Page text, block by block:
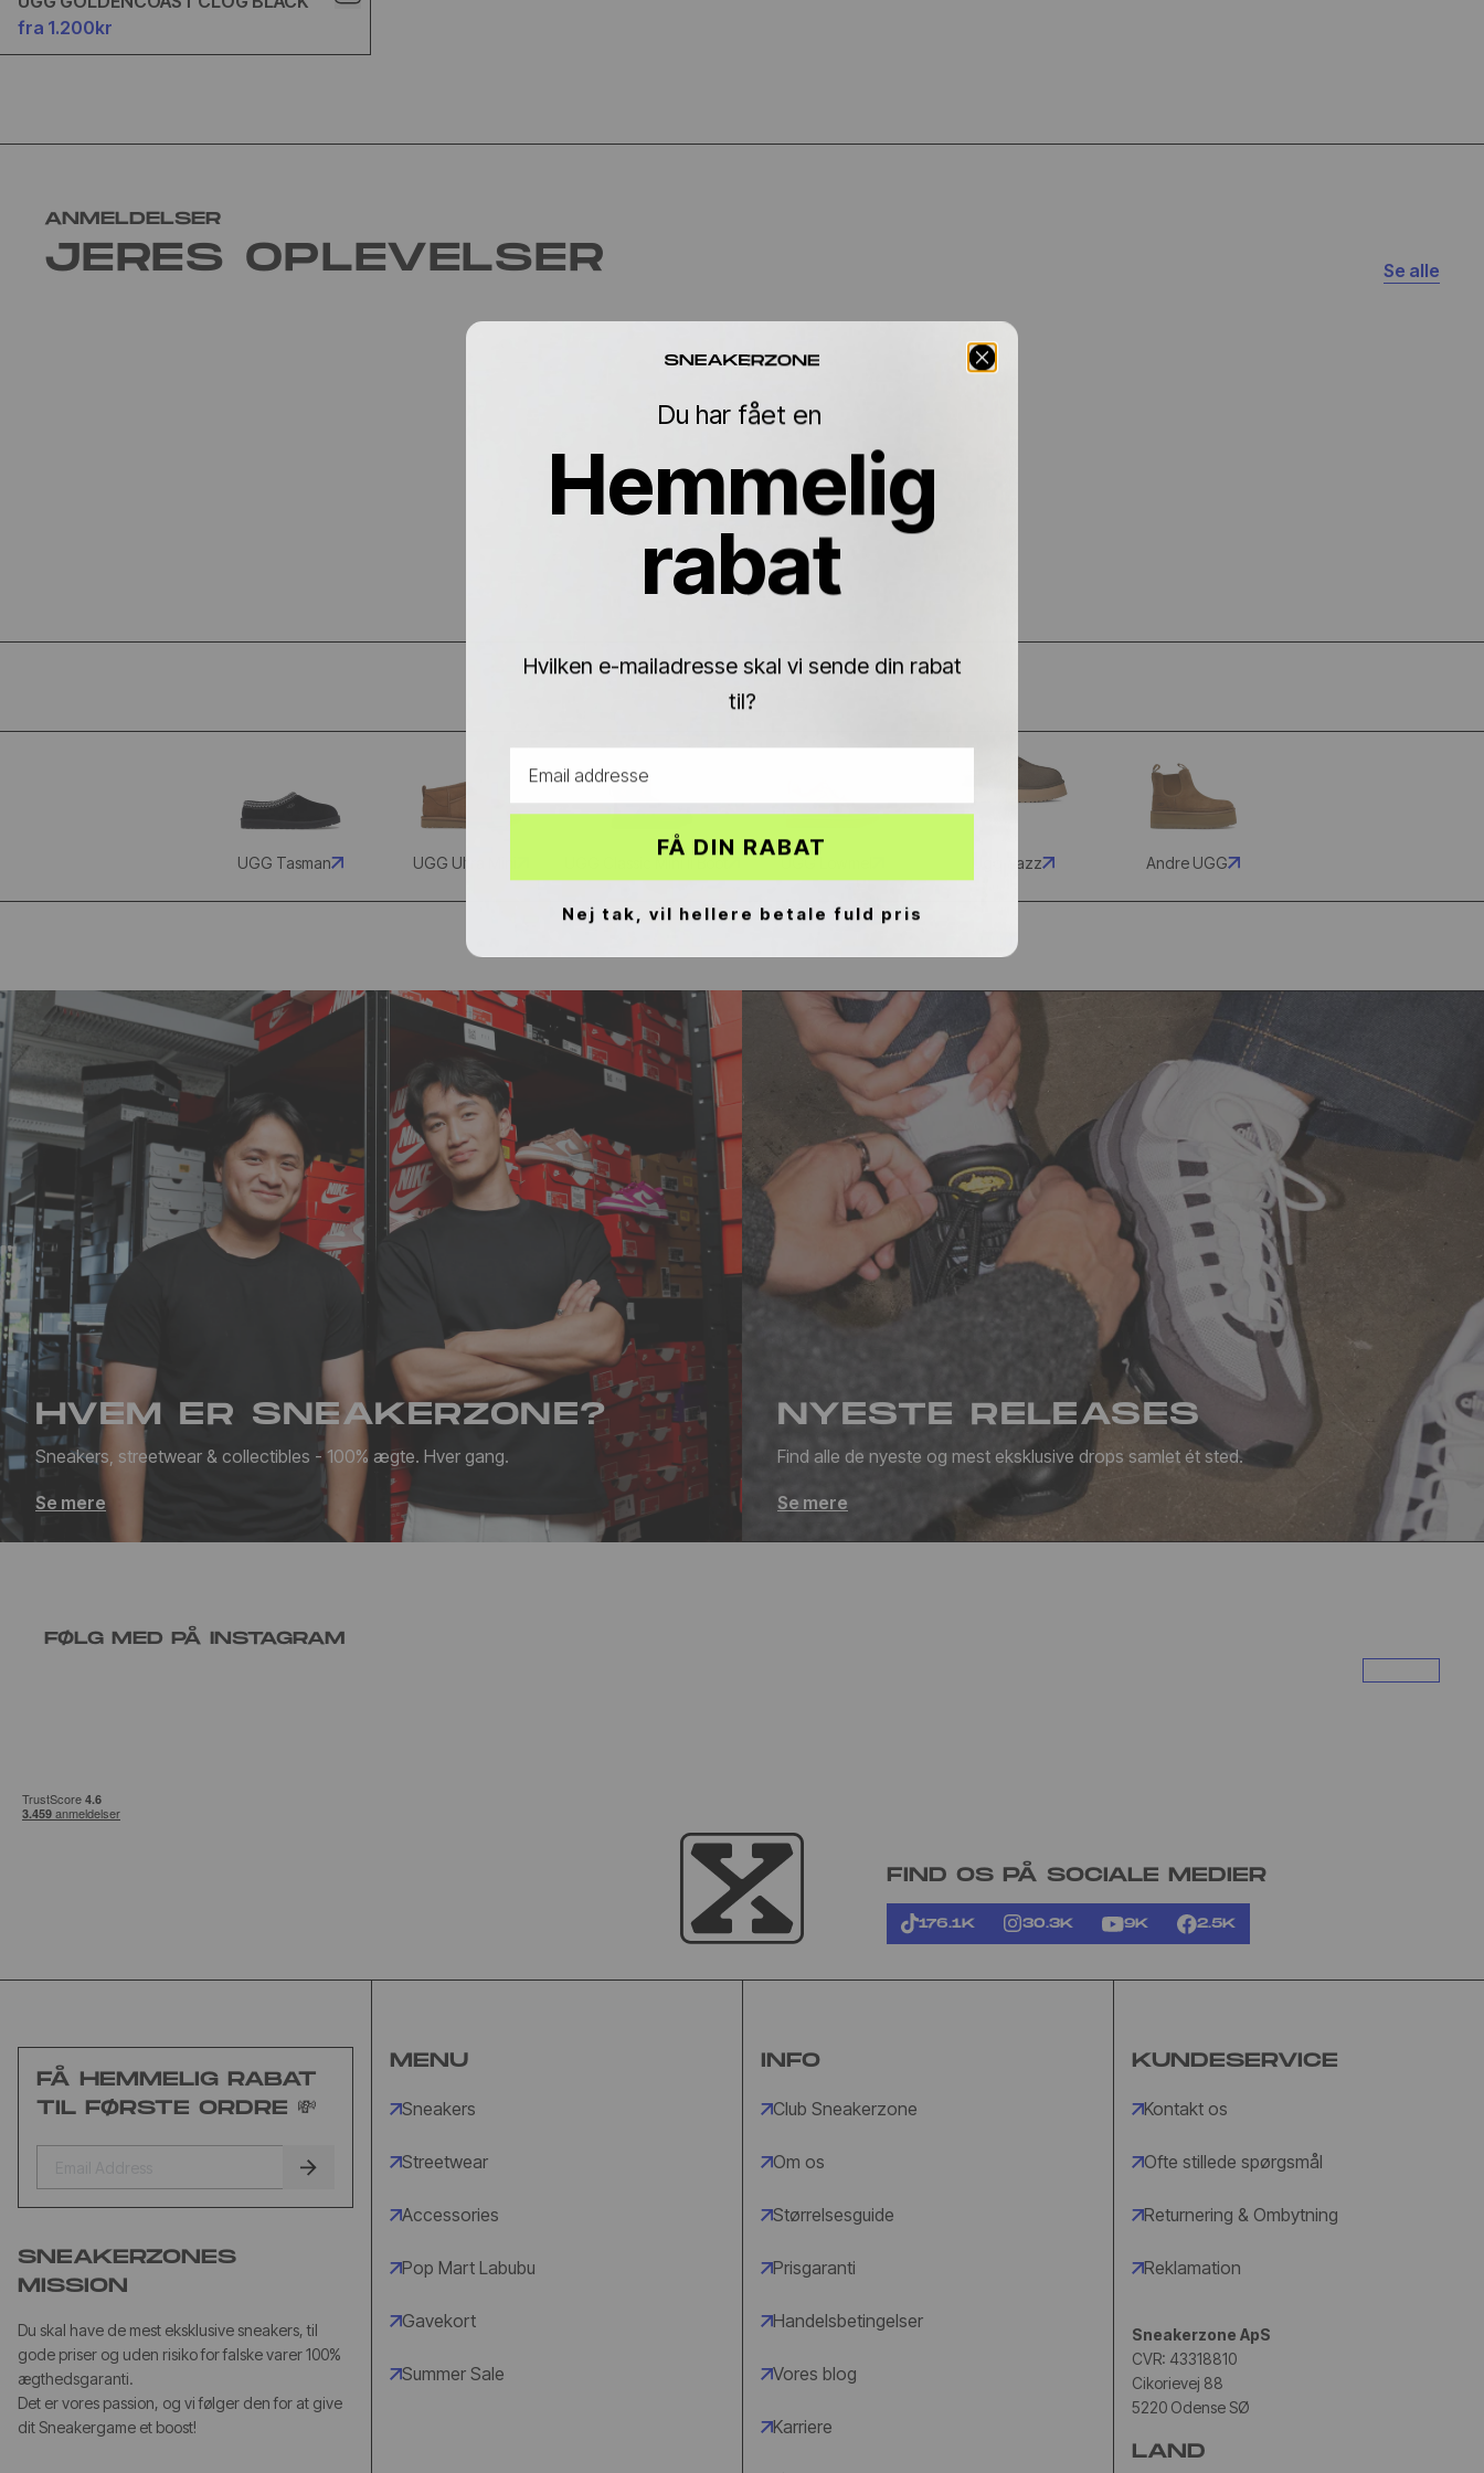
fra 1.200kr
ANMELDELSER
JERES OPLEVELSER Se alle
UGG Tasman UGG Ultra Mini Ugg Tazz Andre UGG
HVEM ER SNEAKERZONE?
Sneakers, streetwear & collectibles - 100% ægte. Hver gang.
Se mere
NYESTE RELEASES
Find alle de nyeste og mest eksklusive drops samlet ét sted.
Se mere
FØLG MED PÅ INSTAGRAM
FIND OS PÅ SOCIALE MEDIER
176.1K 30.3K 9K 2.5K
FÅ HEMMELIG RABAT
TIL FØRSTE ORDRE 💸
SNEAKERZONES
MISSION
Du skal have de mest eksklusive sneakers, til
gode priser og uden risiko for falske varer 100%
ægthedsgaranti.
Det er vores passion, og vi følger den for at give
dit Sneakergame et boost!
MENU
Sneakers
Streetwear
Accessories
Pop Mart Labubu
Gavekort
Summer Sale
INFO
Club Sneakerzone
Om os
Størrelsesguide
Prisgaranti
Handelsbetingelser
Vores blog
Karriere
KUNDESERVICE
Kontakt os
Ofte stillede spørgsmål
Returnering & Ombytning
Reklamation
Sneakerzone ApS
CVR: 43318810
Cikorievej 88
5220 Odense SØ
LAND
Du har fået en
Hemmelig
rabat
Hvilken e-mailadresse skal vi sende din rabat
til?
FÅ DIN RABAT
Nej tak, vil hellere betale fuld pris